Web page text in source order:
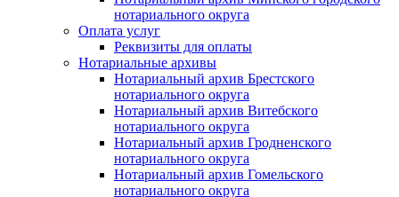
нотариального округа
Оплата услуг
Реквизиты для оплаты
Нотариальные архивы
Нотариальный архив Брестского
нотариального округа
Нотариальный архив Витебского
нотариального округа
Нотариальный архив Гродненского
нотариального округа
Нотариальный архив Гомельского
нотариального округа